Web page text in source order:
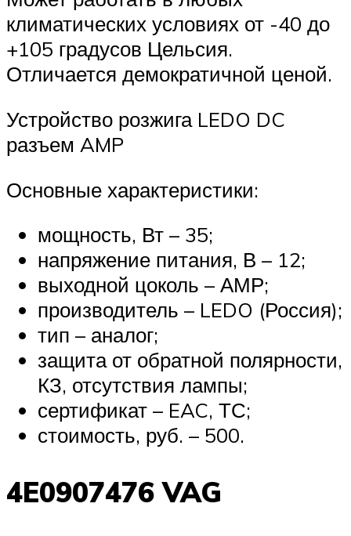
климатических условиях от -40 до
+105 градусов Цельсия.
Отличается демократичной ценой.
Устройство розжига LEDO DC
разъем AMP
Основные характеристики:
мощность, Вт – 35;
напряжение питания, В – 12;
выходной цоколь – АМР;
производитель – LEDO (Россия);
тип – аналог;
защита от обратной полярности,
КЗ, отсутствия лампы;
сертификат – EAC, ТС;
стоимость, руб. – 500.
4E0907476 VAG